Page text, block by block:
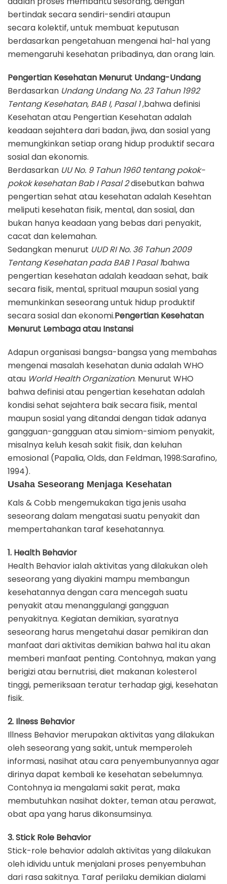
bertindak secara sendiri-sendiri ataupun
secara kolektif, untuk membuat keputusan
berdasarkan pengetahuan mengenai hal-hal yang
memengaruhi kesehatan pribadinya, dan orang lain.
Pengertian Kesehatan Menurut Undang-Undang
Berdasarkan Undang Undang No. 23 Tahun 1992
Tentang Kesehatan, BAB I, Pasal 1,bahwa definisi
Kesehatan atau Pengertian Kesehatan adalah
keadaan sejahtera dari badan, jiwa, dan sosial yang
memungkinkan setiap orang hidup produktif secara
sosial dan ekonomis.
Berdasarkan UU No. 9 Tahun 1960 tentang pokok-
pokok kesehatan Bab I Pasal 2disebutkan bahwa
pengertian sehat atau kesehatan adalah Kesehtan
meliputi kesehatan fisik, mental, dan sosial, dan
bukan hanya keadaan yang bebas dari penyakit,
cacat dan kelemahan.
Sedangkan menurut UUD RI No. 36 Tahun 2009
Tentang Kesehatan pada BAB 1 Pasal 1bahwa
pengertian kesehatan adalah keadaan sehat, baik
secara fisik, mental, spritual maupun sosial yang
memunkinkan seseorang untuk hidup produktif
secara sosial dan ekonomi.Pengertian Kesehatan
Menurut Lembaga atau Instansi
Adapun organisasi bangsa-bangsa yang membahas
mengenai masalah kesehatan dunia adalah WHO
atau World Health Organization. Menurut WHO
bahwa definisi atau pengertian kesehatan adalah
kondisi sehat sejahtera baik secara fisik, mental
maupun sosial yang ditandai dengan tidak adanya
gangguan-gangguan atau simiom-simiom penyakit,
misalnya keluh kesah sakit fisik, dan keluhan
emosional (Papalia, Olds, dan Feldman, 1998:Sarafino,
1994).
Usaha Seseorang Menjaga Kesehatan
Kals & Cobb mengemukakan tiga jenis usaha
seseorang dalam mengatasi suatu penyakit dan
mempertahankan taraf kesehatannya.
1. Health Behavior
Health Behavior ialah aktivitas yang dilakukan oleh
seseorang yang diyakini mampu membangun
kesehatannya dengan cara mencegah suatu
penyakit atau menanggulangi gangguan
penyakitnya. Kegiatan demikian, syaratnya
seseorang harus mengetahui dasar pemikiran dan
manfaat dari aktivitas demikian bahwa hal itu akan
memberi manfaat penting. Contohnya, makan yang
berigizi atau bernutrisi, diet makanan kolesterol
tinggi, pemeriksaan teratur terhadap gigi, kesehatan
fisik.
2. Ilness Behavior
Illness Behavior merupakan aktivitas yang dilakukan
oleh seseorang yang sakit, untuk memperoleh
informasi, nasihat atau cara penyembunyannya agar
dirinya dapat kembali ke kesehatan sebelumnya.
Contohnya ia mengalami sakit perat, maka
membutuhkan nasihat dokter, teman atau perawat,
obat apa yang harus dikonsumsinya.
3. Stick Role Behavior
Stick-role behavior adalah aktivitas yang dilakukan
oleh idividu untuk menjalani proses penyembuhan
dari rasa sakitnya. Taraf perilaku demikian dialami